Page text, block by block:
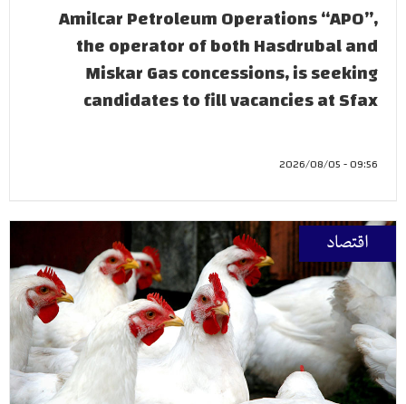
Amilcar Petroleum Operations “APO”,
the operator of both Hasdrubal and
Miskar Gas concessions, is seeking
candidates to fill vacancies at Sfax
09:56 - 2026/08/05
اقتصاد